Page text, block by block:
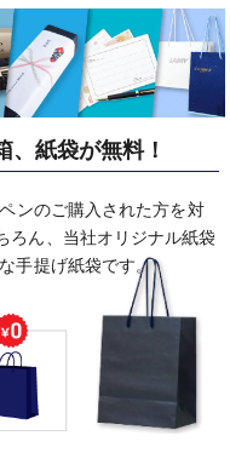
、紙袋が無料！
ンのご購入された方を対
ろん、当社オリジナル紙袋
手提げ紙袋です。